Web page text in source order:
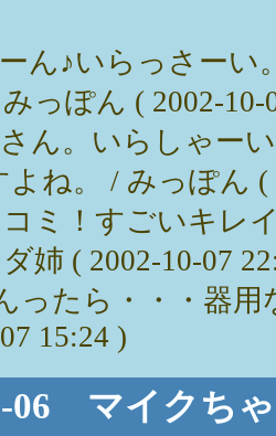
ん♪いらっさーい
っぽん ( 2002-10-
ん。いらしゃー
ね。 / みっぽん (
ミ！すごいキレ
姉 ( 2002-10-07
ったら・・・器
15:24 )
06 マイクち